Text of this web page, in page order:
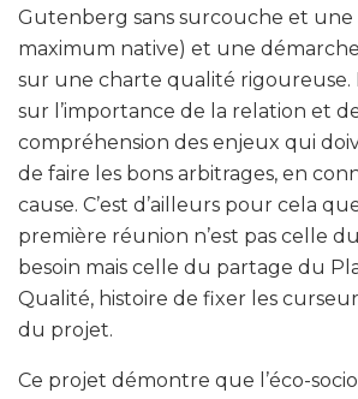
Gutenberg sans surcouche et une
maximum native) et une
sur une charte qualité rigoureuse.
sur l’importance de la relation et
compréhension des enjeux qui
de faire les bons arbitrages, en
cause. C’est d’ailleurs pour cela
première réunion n’est pas celle
besoin mais celle du partage du
Qualité, histoire de fixer les
du projet.
Ce projet démontre que l’éco-